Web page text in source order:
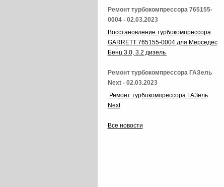
Ремонт турбокомпрессора 765155-
0004 - 02.03.2023
Восстановление турбокомпрессора
GARRETT 765155-0004 для Мерседес
Бенц 3.0, 3.2 дизель
Ремонт турбокомпрессора ГАЗель
Next - 02.03.2023
Ремонт турбокомпрессора ГАЗель
Next
Все новости